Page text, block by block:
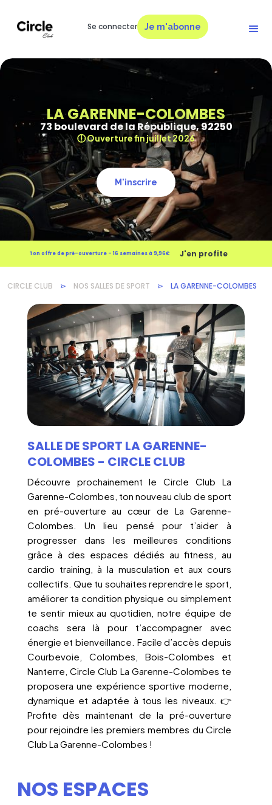
Se connecter Je m'abonne
LA GARENNE-COLOMBES
73 boulevard de la République, 92250
🕕 Ouverture fin juillet 2026
M'inscrire
Ton offre de pré-ouverture - 16 semaines à 9,96€ J'en profite
CIRCLE CLUB ⋗ NOS SALLES DE SPORT ⋗ LA GARENNE-COLOMBES
SALLE DE SPORT LA GARENNE-
COLOMBES - CIRCLE CLUB
Découvre prochainement le Circle Club La
Garenne-Colombes, ton nouveau club de sport
en pré-ouverture au cœur de La Garenne-
Colombes. Un lieu pensé pour t’aider à
progresser dans les meilleures conditions
grâce à des espaces dédiés au fitness, au
cardio training, à la musculation et aux cours
collectifs. Que tu souhaites reprendre le sport,
améliorer ta condition physique ou simplement
te sentir mieux au quotidien, notre équipe de
coachs sera là pour t’accompagner avec
énergie et bienveillance. Facile d’accès depuis
Courbevoie, Colombes, Bois-Colombes et
Nanterre, Circle Club La Garenne-Colombes te
proposera une expérience sportive moderne,
dynamique et adaptée à tous les niveaux. 👉
Profite dès maintenant de la pré-ouverture
pour rejoindre les premiers membres du Circle
Club La Garenne-Colombes !
NOS ESPACES